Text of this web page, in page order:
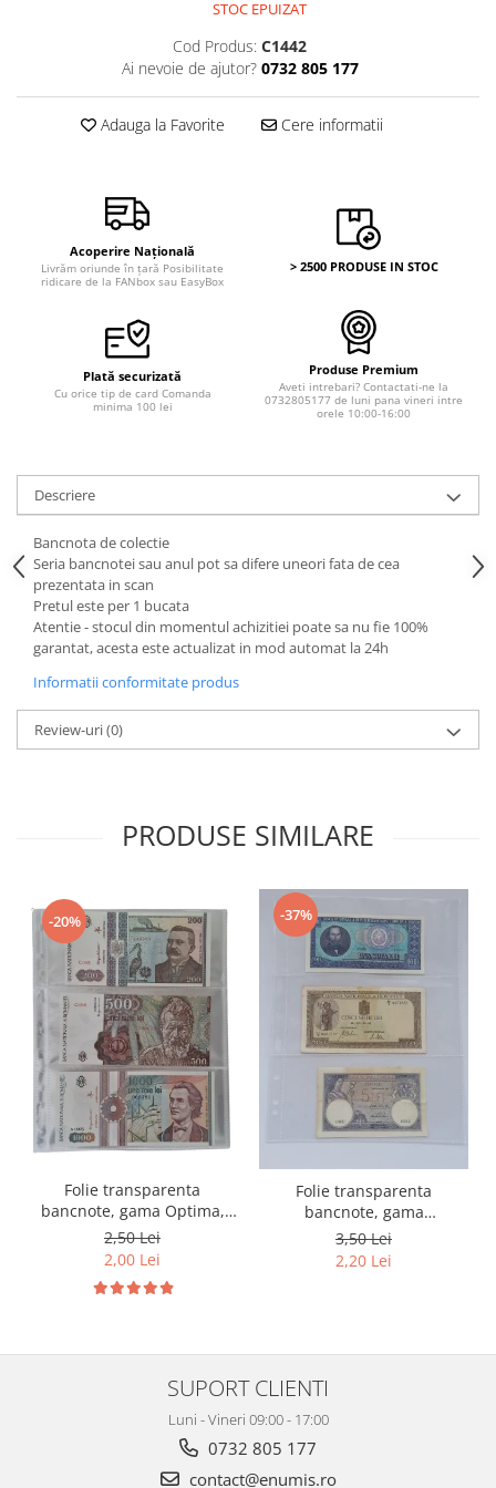
Monede Australia si Oceania
Monede Euro, Eurocenti
Monede Europa
Bancnote Europa
Gradate PMG
STOC EPUIZAT
Cod Produs: C1442
Ai nevoie de ajutor? 0732 805 177
Adauga la Favorite Cere informatii
Acoperire Națională
Livrăm oriunde în țară Posibilitate
ridicare de la FANbox sau EasyBox
> 2500 PRODUSE IN STOC
Plată securizată
Cu orice tip de card Comanda
minima 100 lei
Produse Premium
Aveti intrebari? Contactati-ne la
0732805177 de luni pana vineri intre
orele 10:00-16:00
Descriere
Bancnota de colectie
Seria bancnotei sau anul pot sa difere uneori fata de cea
prezentata in scan
Pretul este per 1 bucata
Atentie - stocul din momentul achizitiei poate sa nu fie 100%
garantat, acesta este actualizat in mod automat la 24h
Informatii conformitate produs
Review-uri(0)
PRODUSE SIMILARE
-20%
Folie transparenta
bancnote, gama Optima,
cod SH252, 3
compartimente
2,50 Lei
2,00 Lei
-37%
Folie transparenta
bancnote, gama
Grande(A4), cod SH312, 3
compartimente
3,50 Lei
2,20 Lei
SUPORT CLIENTI
Luni - Vineri 09:00 - 17:00
0732 805 177
contact@enumis.ro